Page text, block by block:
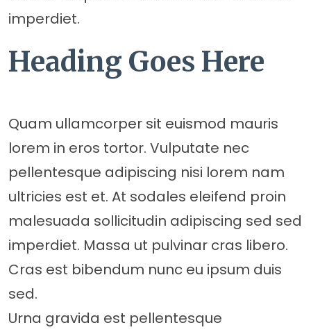
imperdiet.
Heading Goes Here
Quam ullamcorper sit euismod mauris
lorem in eros tortor. Vulputate nec
pellentesque adipiscing nisi lorem nam
ultricies est et. At sodales eleifend proin
malesuada sollicitudin adipiscing sed sed
imperdiet. Massa ut pulvinar cras libero.
Cras est bibendum nunc eu ipsum duis
sed.
Urna gravida est pellentesque